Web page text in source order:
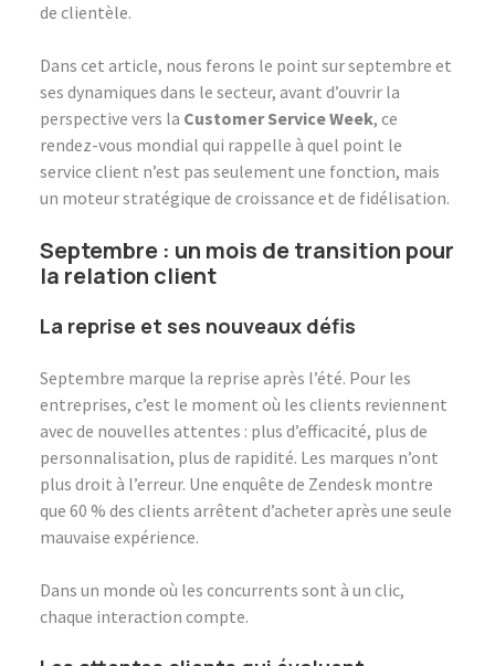
de clientèle.
Dans cet article, nous ferons le point sur septembre et
ses dynamiques dans le secteur, avant d’ouvrir la
perspective vers la Customer Service Week, ce
rendez-vous mondial qui rappelle à quel point le
service client n’est pas seulement une fonction, mais
un moteur stratégique de croissance et de fidélisation.
Septembre : un mois de transition pour
la relation client
La reprise et ses nouveaux défis
Septembre marque la reprise après l’été. Pour les
entreprises, c’est le moment où les clients reviennent
avec de nouvelles attentes : plus d’efficacité, plus de
personnalisation, plus de rapidité. Les marques n’ont
plus droit à l’erreur. Une enquête de Zendesk montre
que 60 % des clients arrêtent d’acheter après une seule
mauvaise expérience.
Dans un monde où les concurrents sont à un clic,
chaque interaction compte.